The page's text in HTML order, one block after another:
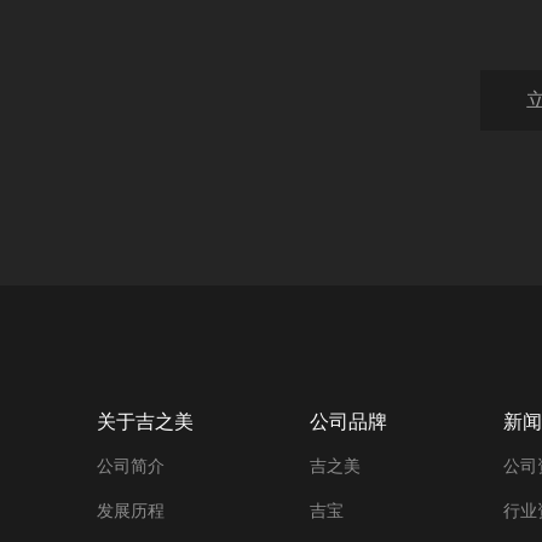
关于吉之美
公司简介
发展历程
公司品牌
吉之美
吉宝
新
公司
行业